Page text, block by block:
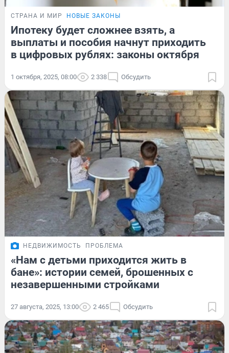
СТРАНА И МИР НОВЫЕ ЗАКОНЫ
Ипотеку будет сложнее взять, а
выплаты и пособия начнут приходить
в цифровых рублях: законы октября
1 октября, 2025, 08:00 2 338 Обсудить
НЕДВИЖИМОСТЬ ПРОБЛЕМА
«Нам с детьми приходится жить в
бане»: истории семей, брошенных с
незавершенными стройками
27 августа, 2025, 13:00 2 465 Обсудить